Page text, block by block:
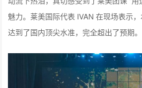
魅力。莱美国际代表 IVAN 在现场表示
达到了国内顶尖水准，完全超出了预期。